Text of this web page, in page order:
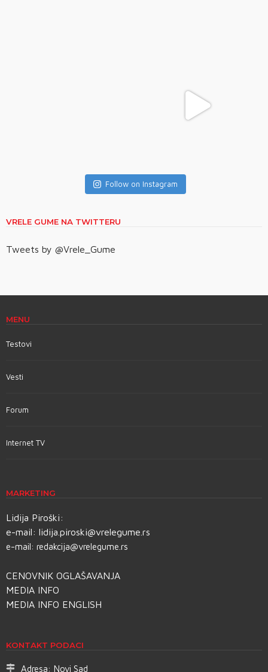
Follow on Instagram
VRELE GUME NA TWITTERU
Tweets by @Vrele_Gume
MENU
Testovi
Vesti
Forum
Internet TV
MARKETING
Lidija Piroški:
e-mail: lidija.piroski@vrelegume.rs
e-mail: redakcija@vrelegume.rs
CENOVNIK OGLAŠAVANJA
MEDIA INFO
MEDIA INFO ENGLISH
KONTAKT PODACI
Adresa: Novi Sad